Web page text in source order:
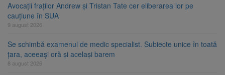
Avocații fraților Andrew și Tristan Tate cer eliberarea lor pe
cauțiune în SUA
9 august 2026
Se schimbă examenul de medic specialist. Subiecte unice în toată
țara, aceeași oră și același barem
8 august 2026